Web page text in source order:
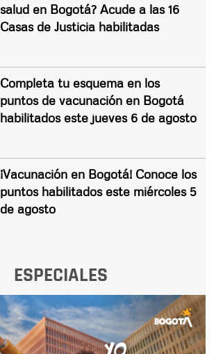
salud en Bogotá? Acude a las 16
Casas de Justicia habilitadas
Completa tu esquema en los
puntos de vacunación en Bogotá
habilitados este jueves 6 de agosto
¡Vacunación en Bogotá! Conoce los
puntos habilitados este miércoles 5
de agosto
ESPECIALES